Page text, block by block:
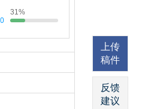
31%
上传
稿件
反馈
建议